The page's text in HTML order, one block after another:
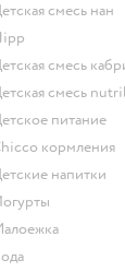
детская смесь нан
hipp
детская смесь
детская смесь
детское питание
chicco кормления
детские напитки
йогурты
малоежка
Вода